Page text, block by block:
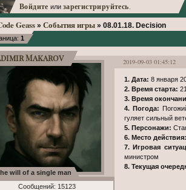
Войдите или зарегистрируйтесь
Geass » События игры » 08.01.18. Decision
1
2019-09-03 01:45:12
Makarov
will of a single man
Сообщений: 15123
1. Дата: 8 января
2. Время старта:
3. Время
4. Погода:
гуляет сильный
5. Персонажи:
6. Место действия:
7. Игровая
министром
8. Текущая